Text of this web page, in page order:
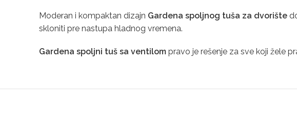
Moderan i kompaktan dizajn Gardena spoljnog tuša za dvorište
skloniti pre nastupa hladnog vremena.
Gardena spoljni tuš sa ventilom pravo je rešenje za sve koji žele